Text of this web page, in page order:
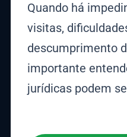
Quando há
visitas,
descumprimento
importante
jurídicas podem